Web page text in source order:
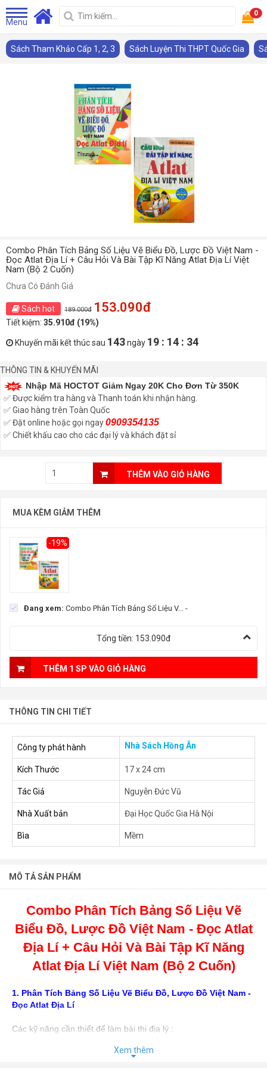
Menu
0
Sách Tham Khảo Cấp 1, 2, 3 Sách Luyện Thi THPT Quốc Gia
Combo Phân Tích Bảng Số Liệu Vẽ Biểu Đồ, Lược Đồ Việt Nam -
Đọc Atlat Địa Lí + Câu Hỏi Và Bài Tập Kĩ Năng Atlat Địa Lí Việt
Nam (Bộ 2 Cuốn)
Chưa Có Đánh Giá
Sách hot 189.000đ 153.090đ
Tiết kiệm: 35.910đ (19%)
Khuyến mãi kết thúc sau 143ngày 19 : 14 : 34
THÔNG TIN & KHUYẾN MÃI
Nhập Mã HOCTOT Giảm Ngay 20K Cho Đơn Từ 350K
✅ Được kiểm tra hàng và Thanh toán khi nhận hàng.
✅ Giao hàng trên Toàn Quốc
✅ Đặt online hoặc gọi ngay0909354135
✅ Chiết khấu cao cho các đại lý và khách đặt sỉ
THÊM VÀO GIỎ HÀNG
MUA KÈM GIẢM THÊM
-19%
Đang xem: Combo Phân Tích Bảng Số Liệu V... -
Tổng tiền: 153.090đ
THÊM 1 SP VÀO GIỎ HÀNG
THÔNG TIN CHI TIẾT
Công ty phát hành Nhà Sách Hồng Ân
Kích Thước 17 x 24 cm
Tác Giả Nguyễn Đức Vũ
Nhà Xuất bản Đại Học Quốc Gia Hà Nội
Bìa Mềm
MÔ TẢ SẢN PHẨM
Combo Phân Tích Bảng Số Liệu Vẽ
Biểu Đồ, Lược Đồ Việt Nam - Đọc Atlat
Địa Lí + Câu Hỏi Và Bài Tập Kĩ Năng
Atlat Địa Lí Việt Nam (Bộ 2 Cuốn)
1. Phân Tích Bảng Số Liệu Vẽ Biểu Đồ, Lược Đồ Việt Nam -
Đọc Atlat Địa Lí
Các kỹ năng cần thiết để làm bài thi địa lý :
Xem thêm